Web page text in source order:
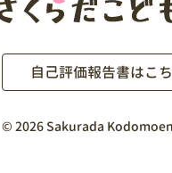
自己評価報告書はこ
© 2026 Sakurada